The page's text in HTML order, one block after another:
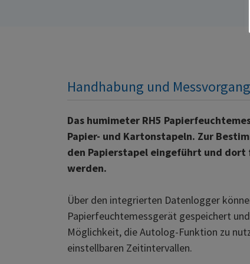
Handhabung und Messvorgang
Das humimeter RH5
Papier- und Kartonstapeln. Zur
den Papierstapel eingeführt und
werden.
Über den integrierten Datenlogger
Papierfeuchtemessgerät gespeichert
Möglichkeit, die Autolog-Funktion zu
einstellbaren Zeitintervallen.